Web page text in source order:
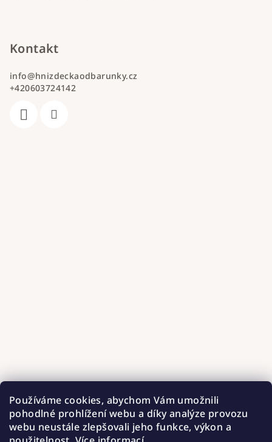
Používáme cookies, abychom Vám umožnili
pohodlné prohlížení webu a díky analýze provozu
webu neustále zlepšovali jeho funkce, výkon a
Kontakt
info@hnizdeckaodbarunky.cz
+420603724142